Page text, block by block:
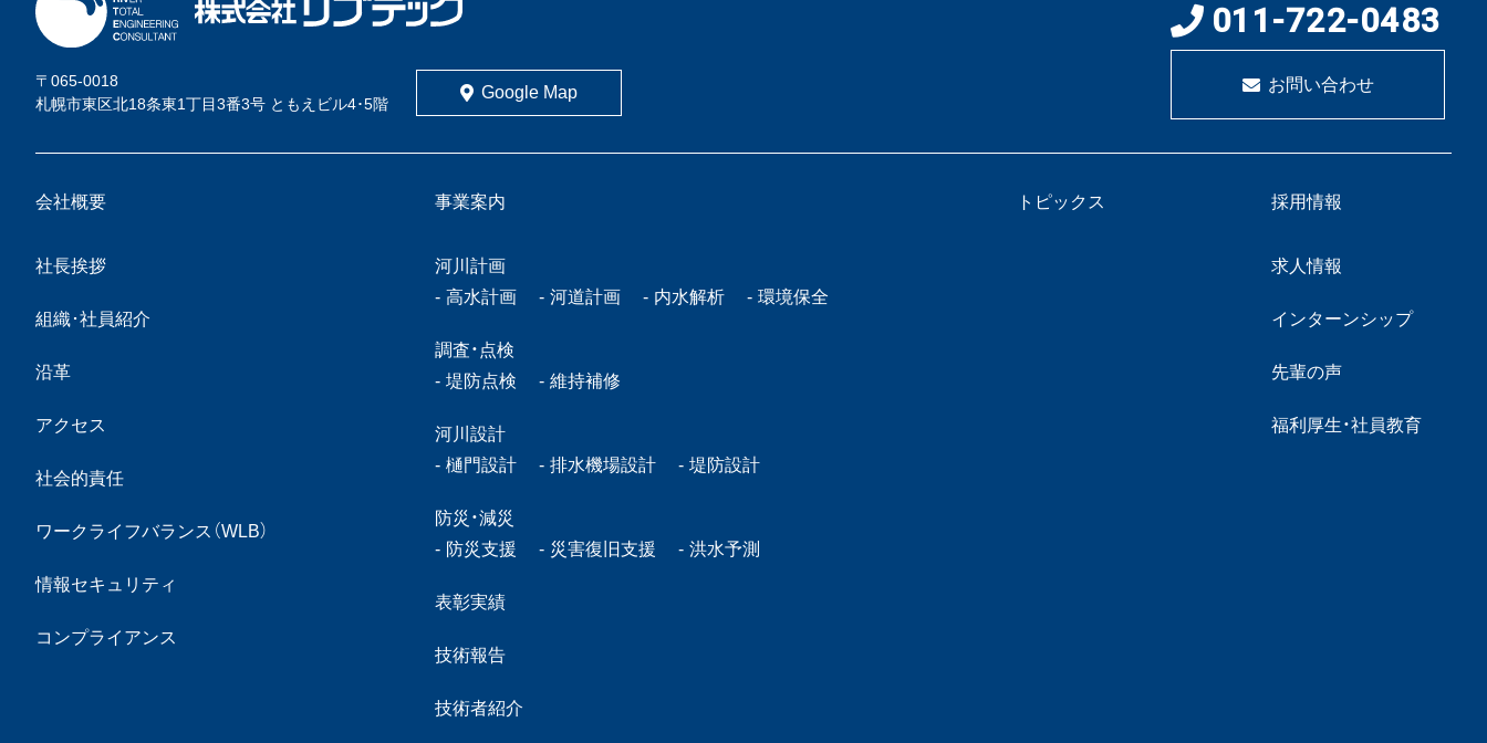
〒065-0018
札幌市東区北18条東1丁目3番3号 ともえビル4･5階
Google Map
011-722-0483
お問い合わせ
会社概要
社長挨拶
組織･社員紹介
沿革
アクセス
社会的責任
ワークライフバランス（WLB）
情報セキュリティ
コンプライアンス
事業案内
河川計画
高水計画
河道計画 内水解析 環境保全
調査・点検
堤防点検
維持補修
河川設計
樋門設計
排水機場設計 堤防設計
防災・減災
防災支援
災害復旧支援 洪水予測
表彰実績
技術報告
技術者紹介
トピックス 採用情報
求人情報
インターンシップ
先輩の声
福利厚生・社員教育